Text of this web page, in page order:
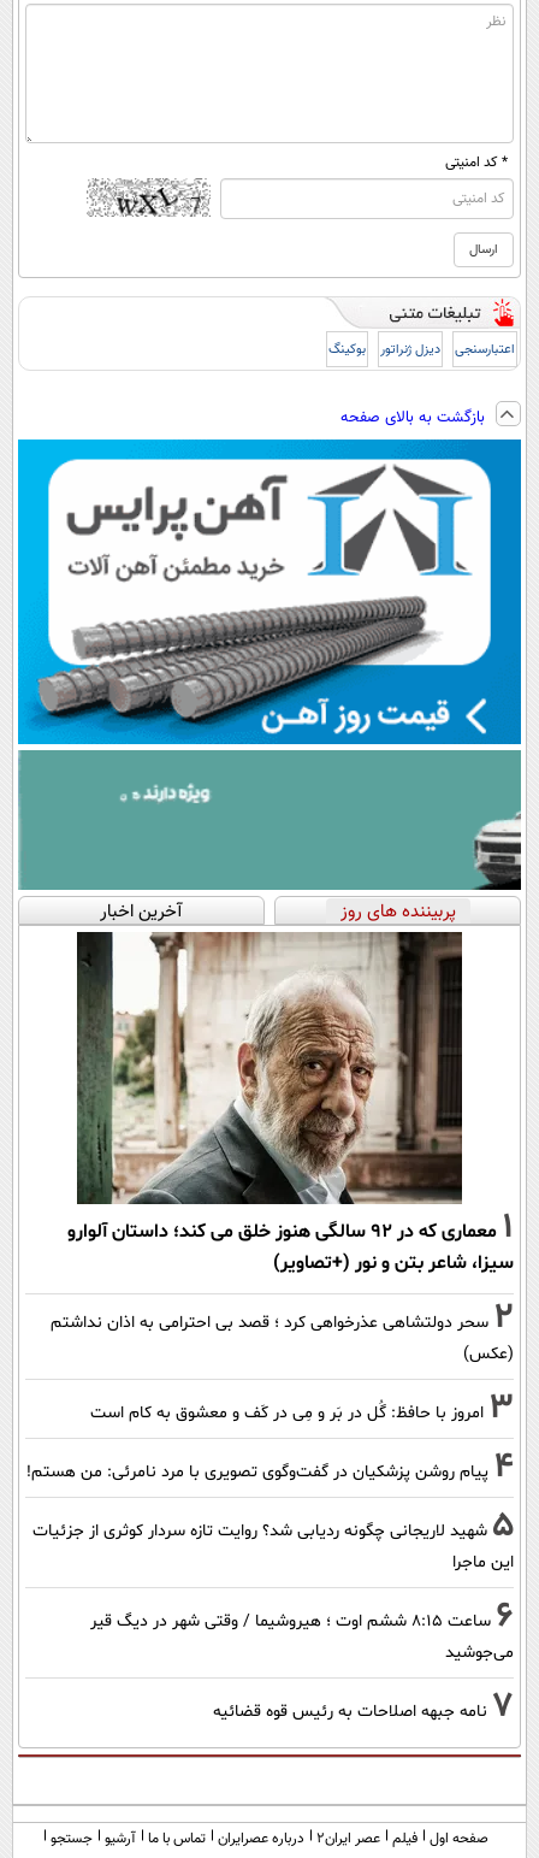
* کد امنیتی
اعتبارسنجی دیزل ژنراتور بوکینگ
بازگشت به بالای صفحه
پربیننده های روز آخرین اخبار
1
معماری که در 92 سالگی هنوز خلق می کند؛ داستان آلوارو
سیزا، شاعر بتن و نور (+تصاویر)
2 سحر دولتشاهی عذرخواهی کرد ؛ قصد بی احترامی به اذان نداشتم
(عکس)
3 امروز با حافظ: گُل در بَر و مِی در کَف و معشوق به کام است
4 پیام روشن پزشکیان در گفت‌و‌گوی تصویری با مرد نامرئی: من هستم!
5 شهید لاریجانی چگونه ردیابی شد؟ روایت تازه سردار کوثری از جزئیات
این ماجرا
6
ساعت ۸:۱۵ ششم اوت ؛ هیروشیما / وقتی شهر در دیگ قیر
می‌جوشید
7 نامه جبهه اصلاحات به رئیس قوه قضائیه
صفحه اول فیلم عصر ایران۲ درباره عصرایران تماس با ما آرشیو جستجو